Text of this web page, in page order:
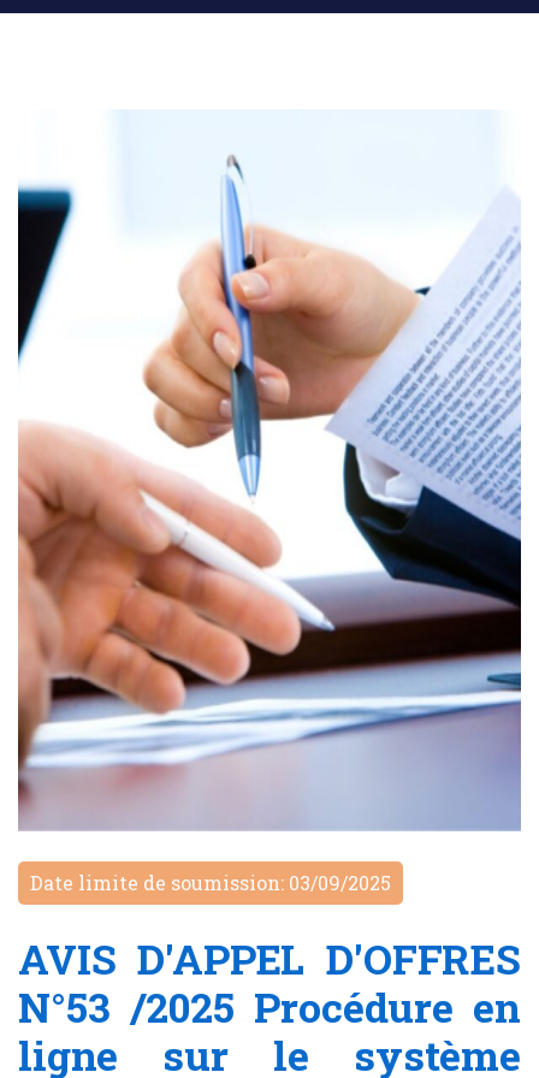
Date limite de soumission: 03/09/2025
AVIS D'APPEL D'OFFRES
N°53 /2025 Procédure en
ligne sur le système